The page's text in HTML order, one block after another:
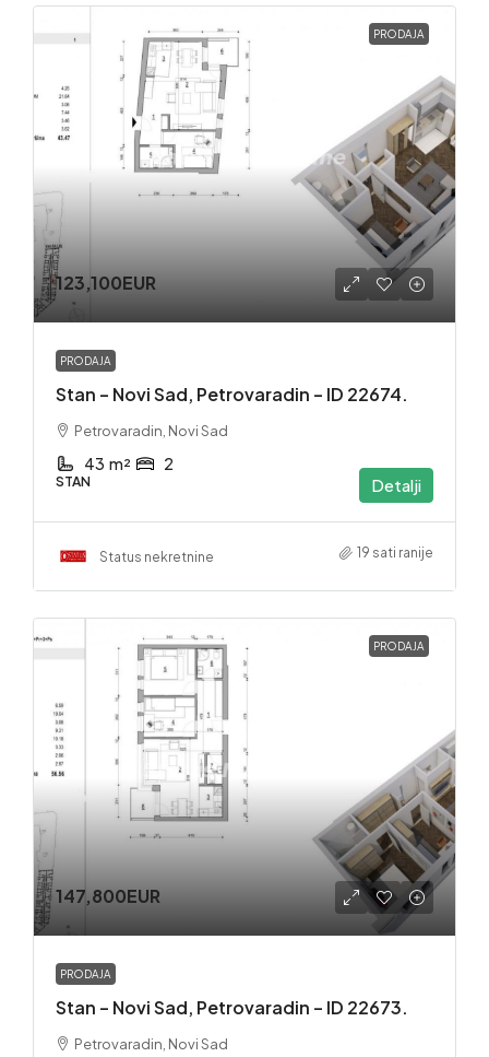
PRODAJA
123,100EUR
PRODAJA
Stan – Novi Sad, Petrovaradin – ID 22674.
Petrovaradin, Novi Sad
43 m² 2
STAN Detalji
Status nekretnine 19 sati ranije
PRODAJA
147,800EUR
PRODAJA
Stan – Novi Sad, Petrovaradin – ID 22673.
Petrovaradin, Novi Sad